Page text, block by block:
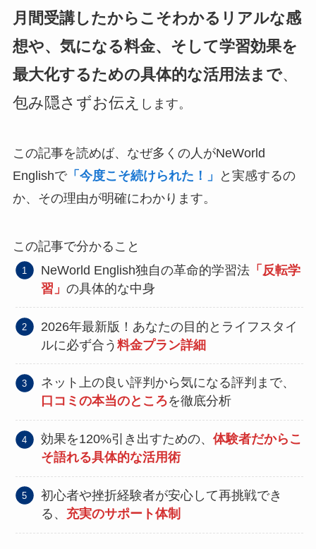
月間受講したからこそわかるリアルな感
想や、気になる料金、そして学習効果を
最大化するための具体的な活用法まで、
包み隠さずお伝え します。
この記事を読めば、なぜ多くの人がNeWorld
Englishで「今度こそ続けられた！」
と実感するの
か、その理由が明確にわかります。
この記事で分かること
NeWorld English独自の革命的学習法 「反転学
習」の具体的な中身
2026年最新版！あなたの目的とライフスタイ
ルに必ず合う料金プラン詳細
ネット上の良い評判から気になる評判まで、
口コミの本当のところを徹底分析
効果を120%引き出すための、体験者だからこ
そ語れる具体的な活用術
初心者や挫折経験者が安心して再挑戦でき
る、 充実のサポート体制